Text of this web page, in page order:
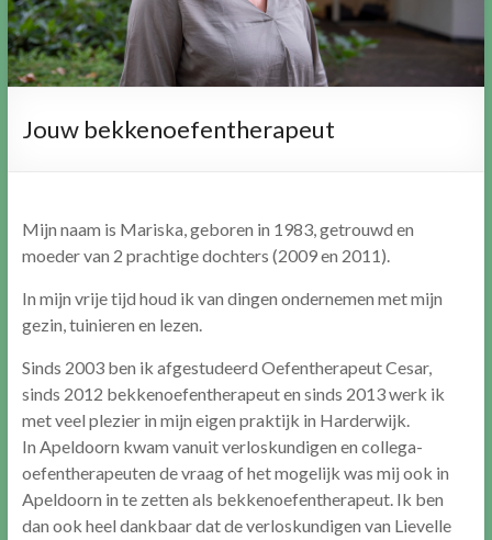
Jouw bekkenoefentherapeut
Mijn naam is Mariska, geboren in 1983, getrouwd en
moeder van 2 prachtige dochters (2009 en 2011).
In mijn vrije tijd houd ik van dingen ondernemen met mijn
gezin, tuinieren en lezen.
Sinds 2003 ben ik afgestudeerd Oefentherapeut Cesar,
sinds 2012 bekkenoefentherapeut en sinds 2013 werk ik
met veel plezier in mijn eigen praktijk in Harderwijk.
In Apeldoorn kwam vanuit verloskundigen en collega-
oefentherapeuten de vraag of het mogelijk was mij ook in
Apeldoorn in te zetten als bekkenoefentherapeut. Ik ben
dan ook heel dankbaar dat de verloskundigen van Lievelle